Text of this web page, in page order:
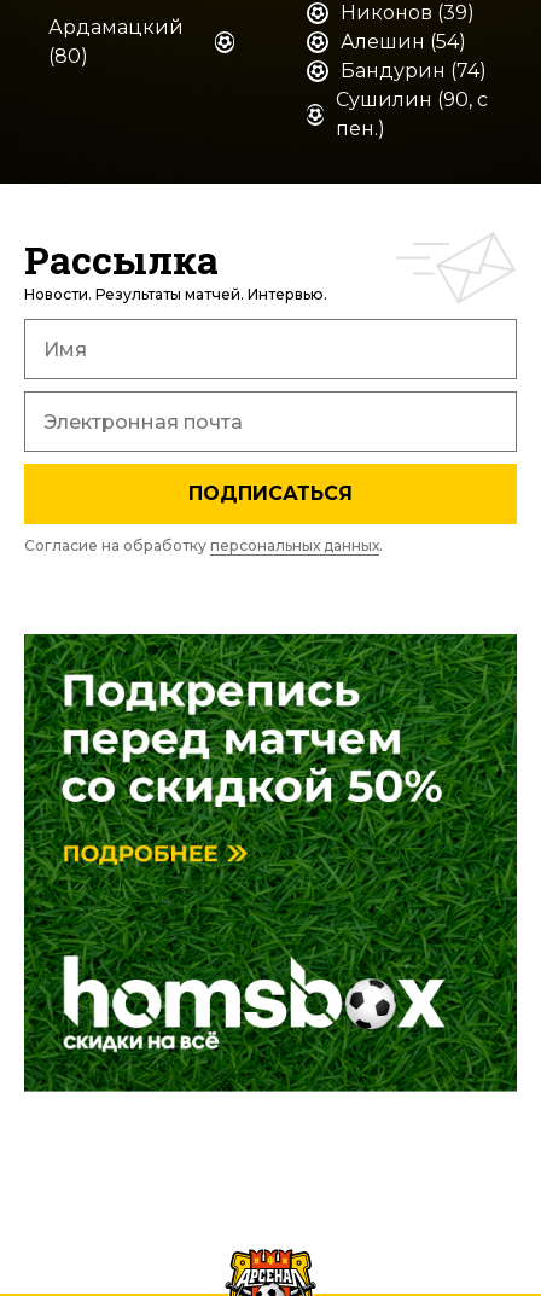
Ардамацкий
(80)
Никонов (39)
Алешин (54)
Бандурин (74)
Сушилин (90, с
пен.)
Рассылка
Новости. Результаты матчей. Интервью.
ПОДПИСАТЬСЯ
Согласие на обработку персональных данных.